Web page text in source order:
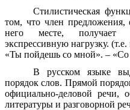
Стилистическая
том, что член
него месте, получает
экспрессивную нагрузку.
«Ты пойдешь со мной». –
В русском языке
порядок слов. Прямой
официально-деловой речи,
литературы и разговорной